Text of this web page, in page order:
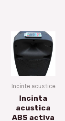
Incinte acustice
Incinta
acustica
ABS activa